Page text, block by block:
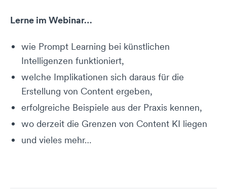
Lerne im Webinar…
wie Prompt Learning bei künstlichen
Intelligenzen funktioniert,
welche Implikationen sich daraus für die
Erstellung von Content ergeben,
erfolgreiche Beispiele aus der Praxis kennen,
wo derzeit die Grenzen von Content KI liegen
und vieles mehr…